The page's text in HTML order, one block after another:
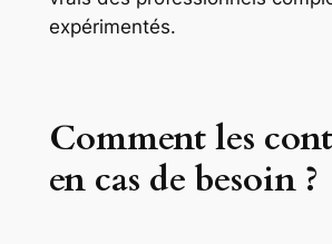
expérimentés.
Comment les
en cas de besoin ?